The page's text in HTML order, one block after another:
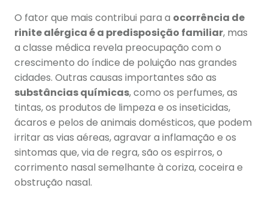
O fator que mais contribui para a ocorrência de
rinite alérgica é a predisposição familiar, mas
a classe médica revela preocupação com o
crescimento do índice de poluição nas grandes
cidades. Outras causas importantes são as
substâncias químicas, como os perfumes, as
tintas, os produtos de limpeza e os inseticidas,
ácaros e pelos de animais domésticos, que podem
irritar as vias aéreas, agravar a inflamação e os
sintomas que, via de regra, são os espirros, o
corrimento nasal semelhante à coriza, coceira e
obstrução nasal.